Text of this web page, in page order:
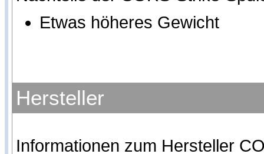
Etwas höheres Gewicht
Hersteller
Informationen zum Hersteller